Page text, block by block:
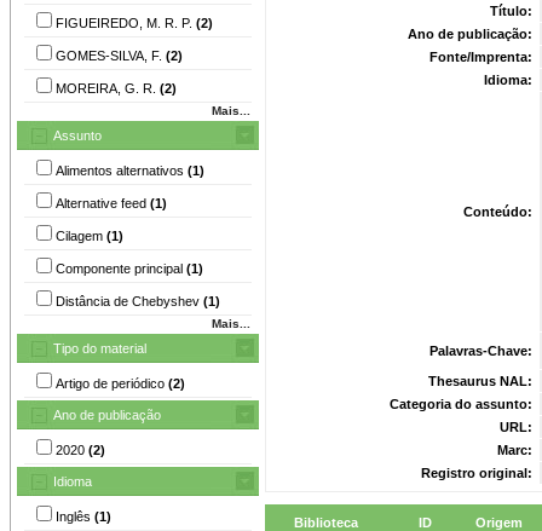
FIGUEIREDO, M. R. P. (2)
GOMES-SILVA, F. (2)
MOREIRA, G. R. (2)
Mais...
Assunto
Alimentos alternativos (1)
Alternative feed (1)
Cilagem (1)
Componente principal (1)
Distância de Chebyshev (1)
Mais...
Tipo do material
Artigo de periódico (2)
Ano de publicação
2020 (2)
Idioma
Inglês (1)
Título:
Ano de publicação:
Fonte/Imprenta:
Idioma:
Conteúdo:
Palavras-Chave:
Thesaurus NAL:
Categoria do assunto:
URL:
Marc:
Registro original:
Biblioteca ID Origem